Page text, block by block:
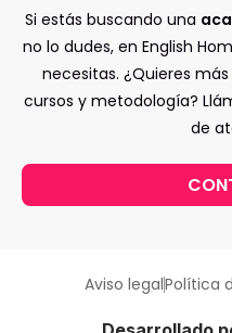
Si estás buscando una
no lo dudes, en English
necesitas. ¿Quieres
cursos y metodología?
de
Aviso legalPolítica